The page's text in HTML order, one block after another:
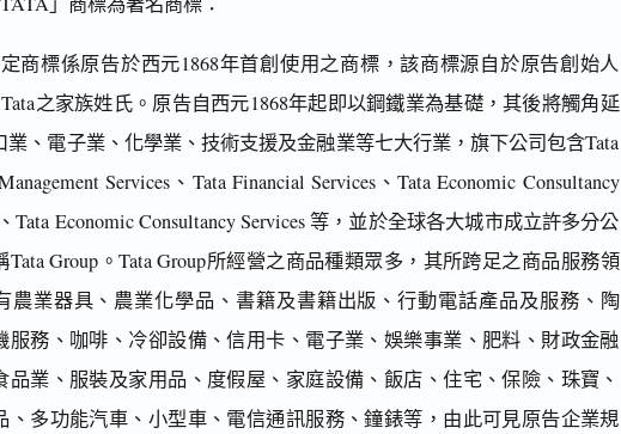
商標係原告於西元1868年首創使用之商標，該商標源自於原告創始人
Tata之家族姓氏。原告自西元1868年起即以鋼鐵業為基礎，其後將觸角延
業、電子業、化學業、技術支援及金融業等七大行業，旗下公司包含Tata
Services、Tata Financial Services、Tata Economic Consultancy
Tata Economic Consultancy Services 等，並於全球各大城市成立許多分公
Tata Group。Tata Group所經營之商品種類眾多，其所跨足之商品服務領
農業器具、農業化學品、書籍及書籍出版、行動電話產品及服務、陶
服務、咖啡、冷卻設備、信用卡、電子業、娛樂事業、肥料、財政金融
品業、服裝及家用品、度假屋、家庭設備、飯店、住宅、保險、珠寶、
、多功能汽車、小型車、電信通訊服務、鐘錶等，由此可見原告企業規